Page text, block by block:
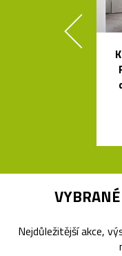
Nejdůležitější akce,